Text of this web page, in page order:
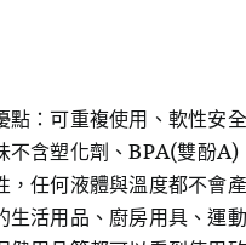
點：可重複使用、軟性安
不含塑化劑、BPA(雙酚A)
，任何液體與溫度都不會
生活用品、廚房用具、運動